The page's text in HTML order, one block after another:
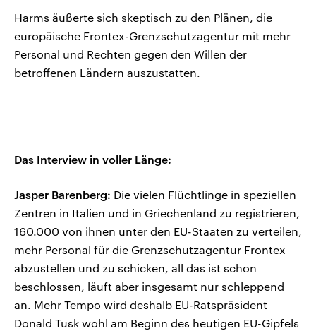
Harms äußerte sich skeptisch zu den Plänen, die
europäische Frontex-Grenzschutzagentur mit mehr
Personal und Rechten gegen den Willen der
betroffenen Ländern auszustatten.
Das Interview in voller Länge:
Jasper Barenberg: Die vielen Flüchtlinge in speziellen
Zentren in Italien und in Griechenland zu registrieren,
160.000 von ihnen unter den EU-Staaten zu verteilen,
mehr Personal für die Grenzschutzagentur Frontex
abzustellen und zu schicken, all das ist schon
beschlossen, läuft aber insgesamt nur schleppend
an. Mehr Tempo wird deshalb EU-Ratspräsident
Donald Tusk wohl am Beginn des heutigen EU-Gipfels